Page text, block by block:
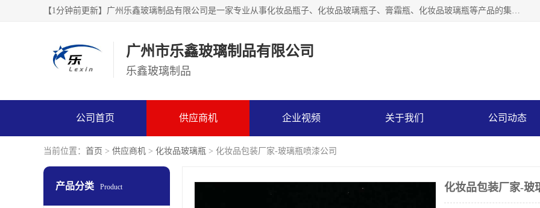
【1分钟前更新】广州乐鑫玻璃制品有限公司是一家专业从事化妆品瓶子、化妆品玻璃瓶子、膏霜瓶、化妆品玻璃瓶等产品的集开发研制、生产、销售于一体的实业型玻璃制品生产企业。产品从设计、开模、试样、生产、蒙砂、抛光、喷涂、高低温单色及多色印刷，烫金（银）到交货实现一条龙服务。
广州市乐鑫玻璃制品有限公司
乐鑫玻璃制品
公司首页 供应商机 企业视频 关于我们 公司动态
当前位置： 首页 > 供应商机 > 化妆品玻璃瓶 > 化妆品包装厂家-玻璃瓶喷漆公司
产品分类 Product 化妆品包装厂家-玻